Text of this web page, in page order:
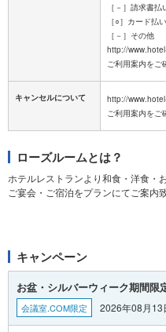
［－］請求書払
［○］カード払い
［－］その他
http://
キャンセルについて
http://
ローズルームとは？
ホテルレストランより和食・洋食・
ご宴会・ご宿泊をプランにてご案内
キャンペーン
お盆・シルバーウィーク期間限
会議室.COM限定 2026年08月13